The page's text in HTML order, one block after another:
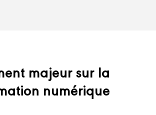
majeur sur la
numérique